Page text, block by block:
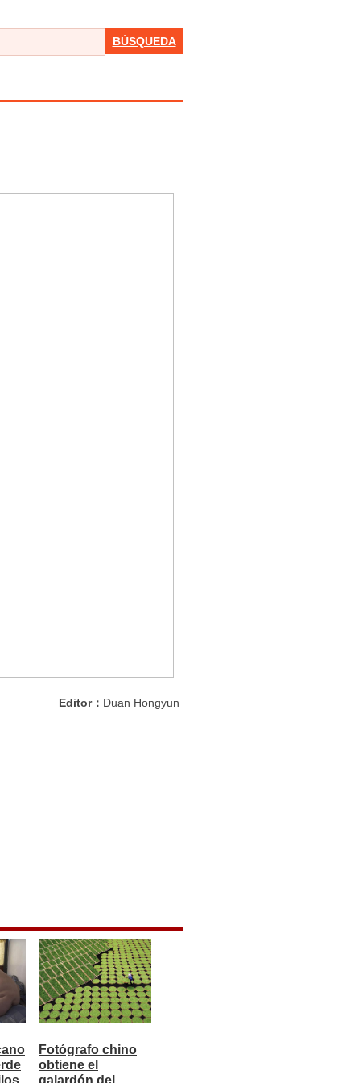
BÚSQUEDA
Editor： Duan Hongyun
Fotógrafo chino
obtiene el